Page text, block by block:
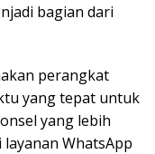
bagian dari
perangkat
yang tepat untuk
yang lebih
WhatsApp